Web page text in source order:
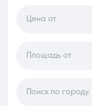
Цена от
Площадь от
Поиск по